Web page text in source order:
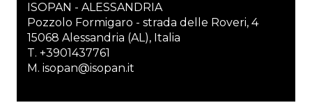
ISOPAN - ALESSANDRIA
Pozzolo Formigaro - strada delle Roveri, 4
15068 Alessandria (AL), Italia
T. +3901437761
M. isopan@isopan.it